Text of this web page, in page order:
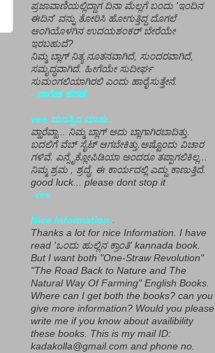
ಪ್ರಜಾವಾಣಿಯಲ್ಲಿದ್ದಾಗ ದಿನಾ ಮೆಲ್ಲಗೆ ಬಂದು 'ಇಂದಿನ
ಈದಿನ' ವನ್ನು ತೋರಿಸಿ ಹೋಗುತ್ತಿದ್ದ ದೊಗಲೆ
ಅಂಗಿಯೊಳಗಿನ ಉದಯಶಂಕರ್ ಬೇರೆಯೇ
ಇರಬಹುದೆ?
ನಿಮ್ಮ ಬ್ಲಾಗ್ ನಿತ್ಯ ನೂತನವಾಗಿದೆ, ಸುಂದರವಾಗಿದೆ,
ಸಮೃದ್ಧವಾಗಿದೆ. ಹೀಗೆಯೇ ಸುದೀರ್ಘ
ಸುಮಂಗಲಿಯಾಗಿರಲಿ ಎಂದು ಹಾರೈಸುತ್ತೇನೆ.
- ನಾಗೇಶ ಹೆಗಡೆ
vee ಮನಸ್ಸಿನ ಮಾತು .
ವ್ಹಾರೆವ್ಹಾ... ನಿಮ್ಮ ಬ್ಲಾಗ್ ಅದು ಬ್ಲಾಗಾಗಿರಬಾದಿತ್ತು.
ಬದಲಿಗೆ ವೆಬ್ ಸೈಟ್ ಆಗಬೇಕಿತ್ತು.ಅಷ್ಟೊಂದು ವಿಚಾರ
ಗಳಿವೆ. ಎನ್ಸೈಕ್ಲೋಪಿಡಿಯಾ ಅಂದರೂ ತಪ್ಪಾಗಲಿಕಿಲ್ಲ...
ನಿಮ್ಮ ಶ್ರಮ , ಶ್ರದ್ಧೆ, ಈ ಕಾರ್ಯದಲ್ಲಿ ಎದ್ದು ಕಾಣುತ್ತಿದೆ.
good luck... please dont stop it
-vee
Nice Information..
Thanks a lot for nice Information. I have
read 'ಒಂದು ಹುಲ್ಲಿನ ಕ್ರಾಂತಿ' kannada book.
But I want both "One-Straw Revolution"
"The Road Back to Nature and The
Natural Way Of Farming" English Books.
Where can I get both the books? can you
give more information? Would you please
write me if you know about availibility
these books. This is my mail ID:
kadakolla@gmail.com and phone no.